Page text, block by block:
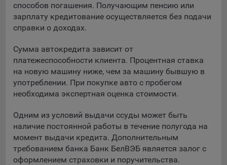
способов погашения. Получающим пенсию или
зарплату кредитование осуществляется без подачи
справки о доходах.
Сумма автокредита зависит от
платежеспособности клиента. Процентная ставка
на новую машину ниже, чем за машину бывшую в
употреблении. При покупке авто с пробегом
необходима экспертная оценка стоимости.
Одним из условий выдачи ссуды может быть
наличие постоянной работы в течение полугода на
момент выдачи кредита. Дополнительным
требованием банка Банк БелВЭБ является залог с
оформлением страховки и поручительства.